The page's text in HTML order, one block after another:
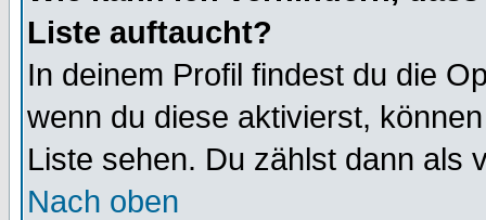
Liste auftaucht?
In deinem Profil findest du die
wenn du diese aktivierst,
Liste sehen. Du zählst dann als
Nach oben